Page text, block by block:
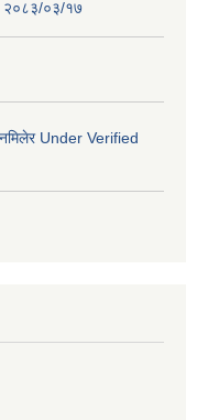
२०८३/०३/१७
नमिलेर Under Verified